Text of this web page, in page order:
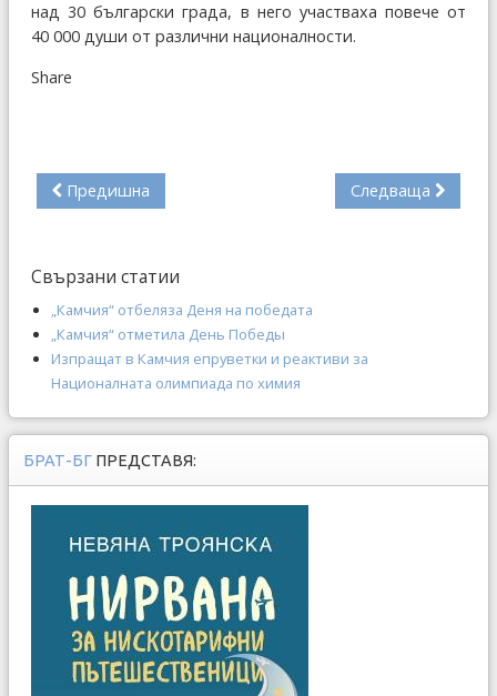
над 30 български града, в него участваха повече от
40 000 души от различни националности.
Share
Предишна Следваща
Свързани статии
„Камчия“ отбеляза Деня на победата
„Камчия“ отметила День Победы
Изпращат в Камчия епруветки и реактиви за
Националната олимпиада по химия
БРАТ-БГ ПРЕДСТАВЯ: